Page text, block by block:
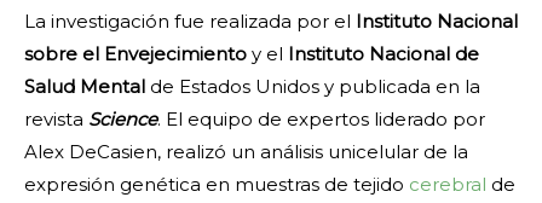
La investigación fue realizada por el Instituto Nacional
sobre el Envejecimiento y el Instituto Nacional de
Salud Mental de Estados Unidos y publicada en la
revista Science. El equipo de expertos liderado por
Alex DeCasien, realizó un análisis unicelular de la
expresión genética en muestras de tejido cerebral de